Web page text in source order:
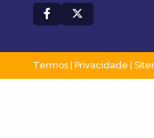
Termos Privacidade